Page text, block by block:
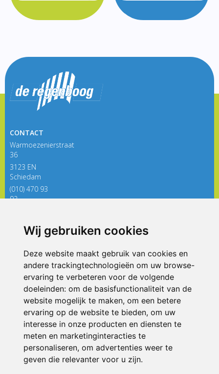
Wij gebruiken cookies
Deze website maakt gebruik van cookies en
andere trackingtechnologieën om uw browse-
ervaring te verbeteren voor de volgende
doeleinden: om de basisfunctionaliteit van de
website mogelijk te maken, om een betere
ervaring op de website te bieden, om uw
interesse in onze producten en diensten te
meten en marketinginteracties te
personaliseren, om advertenties weer te
geven die relevanter voor u zijn.
CONTACT
Warmoezenierstraat
36
3123 EN
Schiedam
(010) 470 93
92
ONDERDEEL VAN
© 2026 De Regenboog | Alle rechten voorbehouden
Privacy policy|Disclaimer| Klachtenregeling|RSIN en Anbi
voorkeuren